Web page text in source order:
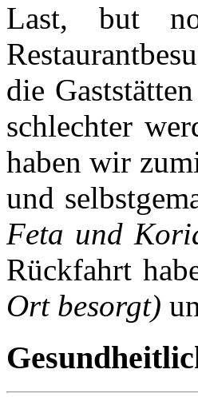
Last, but
die
schlechter
haben wir
und
Feta und
Rückfahrt
Ort besorgt)